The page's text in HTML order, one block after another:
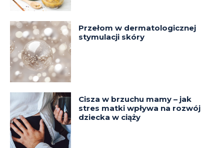
Przełom w dermatologicznej
stymulacji skóry
Cisza w brzuchu mamy – jak
stres matki wpływa na rozwój
dziecka w ciąży